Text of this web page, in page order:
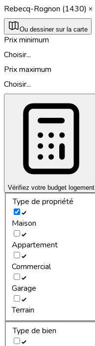
Rebecq-Rognon (1430)
Ou dessiner sur la carte
Prix minimum
Choisir...
Prix maximum
Choisir...
Vérifiez votre budget logement
Type de propriété
Maison
Appartement
Commercial
Garage
Terrain
Type de bien